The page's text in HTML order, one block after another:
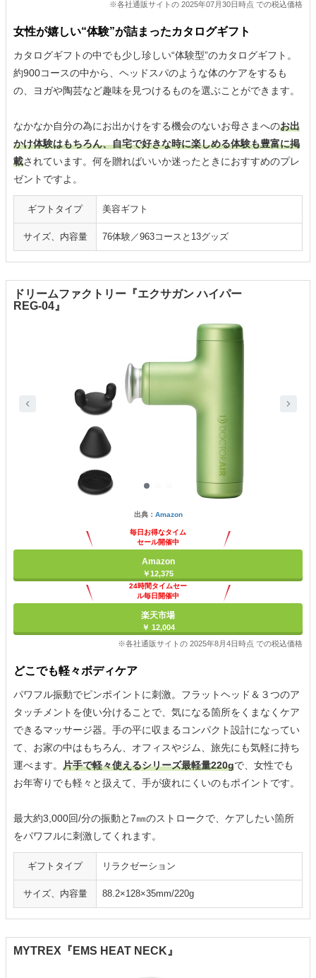
※各社通販サイトの 2025年07月30日時点 での税込価格
女性が嬉しい“体験”が詰まったカタログギフト
カタログギフトの中でも少し珍しい“体験型”のカタログギフト。
約900コースの中から、ヘッドスパのような体のケアをするも
の、ヨガや陶芸など趣味を見つけるものを選ぶことができます。
なかなか自分の為にお出かけをする機会のないお母さまへのお出
かけ体験はもちろん、自宅で好きな時に楽しめる体験も豊富に掲
載されています。何を贈ればいいか迷ったときにおすすめのプレ
ゼントですよ。
ギフトタイプ 美容ギフト
サイズ、内容量 76体験／963コースと13グッズ
ドリームファクトリー『エクサガン ハイパー
REG-04』
出典： Amazon
毎日お得なタイム
セール開催中
Amazon
￥12,375
24時間タイムセー
ル毎日開催中
楽天市場
￥ 12,004
※各社通販サイトの 2025年8月4日時点 での税込価格
どこでも軽々ボディケア
パワフル振動でピンポイントに刺激。フラットヘッド＆３つのア
タッチメントを使い分けることで、気になる箇所をくまなくケア
できるマッサージ器。手の平に収まるコンパクト設計になってい
て、お家の中はもちろん、オフィスやジム、旅先にも気軽に持ち
運べます。 片手で軽々使えるシリーズ最軽量220gで、女性でも
お年寄りでも軽々と扱えて、手が疲れにくいのもポイントです。
最大約3,000回/分の振動と7㎜のストロークで、ケアしたい箇所
をパワフルに刺激してくれます。
ギフトタイプ リラクゼーション
サイズ、内容量 88.2×128×35mm/220g
MYTREX『EMS HEAT NECK』